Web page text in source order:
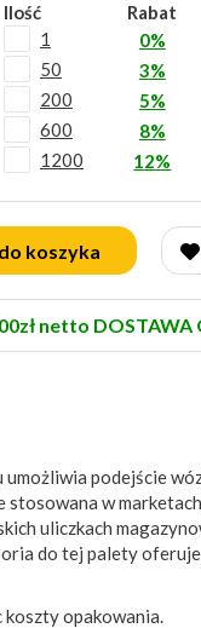
Ilość Rabat
1 0%
50
3%
200
5%
600
8%
1200
12%
koszyka
netto DOSTAWA
podejście
stosowana w
uliczkach
do tej palety
koszty opakowania.